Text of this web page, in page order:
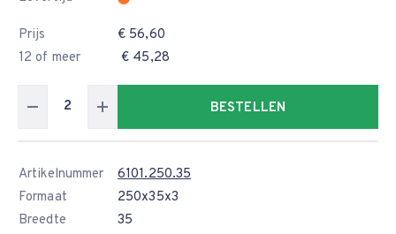
Prijs
€ 56,60
12 of meer
€ 45,28
BESTELLEN
Artikelnummer
6101.250.35
Formaat
250x35x3
Breedte
35